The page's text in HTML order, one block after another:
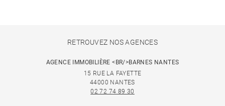
RETROUVEZ NOS AGENCES
AGENCE IMMOBILIÈRE <BR/>BARNES NANTES
15 RUE LA FAYETTE
44000 NANTES
02 72 74 89 30